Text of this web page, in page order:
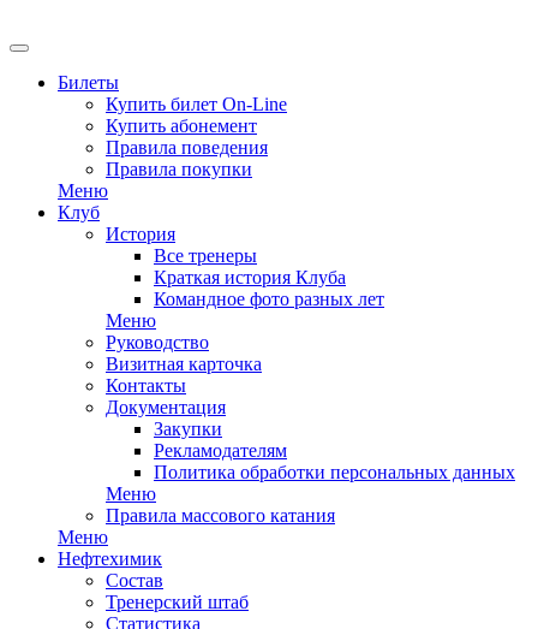
Билеты
Купить билет On-Line
Купить абонемент
Правила поведения
Правила покупки
Меню
Клуб
История
Все тренеры
Краткая история Клуба
Командное фото разных лет
Меню
Руководство
Визитная карточка
Контакты
Документация
Закупки
Рекламодателям
Политика обработки персональных данных
Меню
Правила массового катания
Меню
Нефтехимик
Состав
Тренерский штаб
Статистика